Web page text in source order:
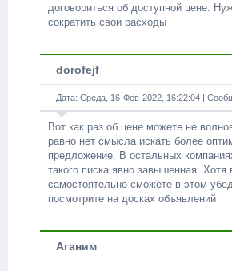
договориться об доступной цене.
сократить свои расходы
dorofejf
Дата: Среда, 16-Фев-2022, 16:22:04 |
Вот как раз об цене можете не
равно нет смысла искать более
предложение. В остальных
такого писка явно завышенная. Хотя
самостоятельно сможете в этом
посмотрите на досках объявлений
Аганим